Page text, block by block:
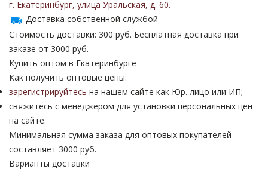
г. Екатеринбург, улица Уральская, д. 60.
Доставка собственной службой
Стоимость доставки: 300 руб. Бесплатная доставка при
заказе от 3000 руб.
Купить оптом в Екатеринбурге
Как получить оптовые цены:
зарегистрируйтесь на нашем сайте как Юр. лицо или ИП;
свяжитесь с менеджером для установки персональных цен
на сайте.
Минимальная сумма заказа для оптовых покупателей
составляет 3000 руб.
Варианты доставки